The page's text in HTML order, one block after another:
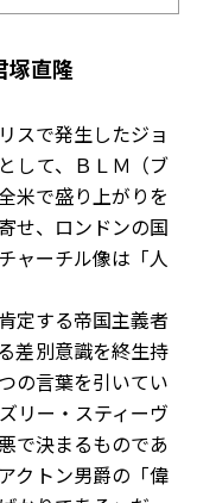
塚直隆
スで発生したジョ
して、ＢＬＭ（ブ
米で盛り上がりを
せ、ロンドンの国
ャーチル像は「人
定する帝国主義者
差別意識を終生持
の言葉を引いてい
リー・スティーヴ
で決まるものであ
クトン男爵の「偉